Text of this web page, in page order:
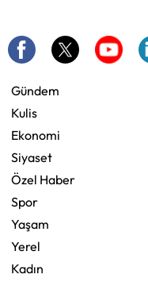
Gündem
Kulis
Ekonomi
Siyaset
Özel Haber
Spor
Yaşam
Yerel
Kadın